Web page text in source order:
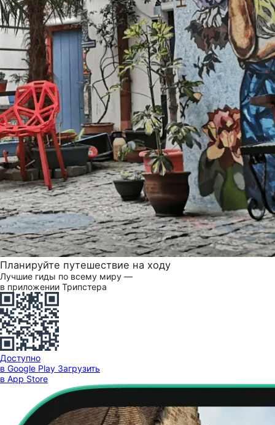
Планируйте путешествие на ходу
Лучшие гиды по всему миру —
в приложении Трипстера
Доступно
в Google Play Загрузить
в App Store